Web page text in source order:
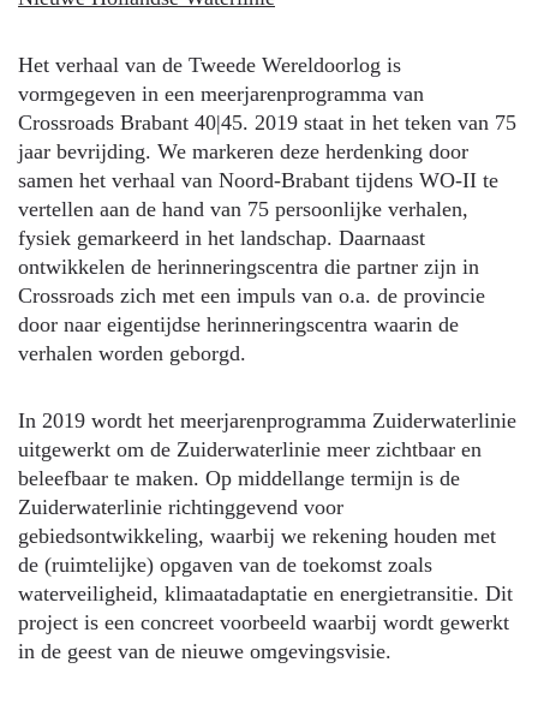
Het verhaal van de Tweede Wereldoorlog is
vormgegeven in een meerjarenprogramma van
Crossroads Brabant 40|45. 2019 staat in het teken van 75
jaar bevrijding. We markeren deze herdenking door
samen het verhaal van Noord-Brabant tijdens WO-II te
vertellen aan de hand van 75 persoonlijke verhalen,
fysiek gemarkeerd in het landschap. Daarnaast
ontwikkelen de herinneringscentra die partner zijn in
Crossroads zich met een impuls van o.a. de provincie
door naar eigentijdse herinneringscentra waarin de
verhalen worden geborgd.
In 2019 wordt het meerjarenprogramma Zuiderwaterlinie
uitgewerkt om de Zuiderwaterlinie meer zichtbaar en
beleefbaar te maken. Op middellange termijn is de
Zuiderwaterlinie richtinggevend voor
gebiedsontwikkeling, waarbij we rekening houden met
de (ruimtelijke) opgaven van de toekomst zoals
waterveiligheid, klimaatadaptatie en energietransitie. Dit
project is een concreet voorbeeld waarbij wordt gewerkt
in de geest van de nieuwe omgevingsvisie.